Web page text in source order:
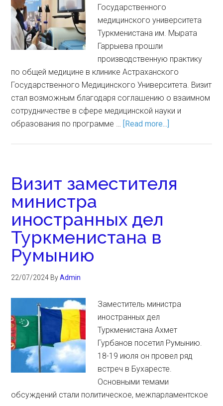
Государственного
медицинского университета
Туркменистана им. Мырата
Гаррыева прошли
производственную практику
по общей медицине в клинике Астраханского
Государственного Медицинского Университета. Визит
стал возможным благодаря соглашению о взаимном
сотрудничестве в сфере медицинской науки и
образования по программе … [Read more...]
Визит заместителя
министра
иностранных дел
Туркменистана в
Румынию
22/07/2024 ByAdmin
Заместитель министра
иностранных дел
Туркменистана Ахмет
Гурбанов посетил Румынию.
18-19 июля он провел ряд
встреч в Бухаресте.
Основными темами
обсуждений стали политическое, межпарламентское